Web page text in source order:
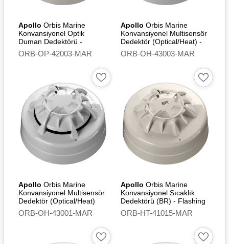
Ortalama hareketsiz akım 24
V'ta 95 µA
Alarm akımı 12 V'ta 20 mA,
Çalışma ve depolama
sıcaklığı -40°C ila +70°C
IP Derecelendirmesi
IP23D'ye göre tasarlanmıştır
Boyutlar 97 mm çap x 36
mm yükseklik, montaj tabanı
Ağırlık 70 g, montaj tabanı
ile birlikte 130 g
Apollo Orbis Marine
Konvansiyonel Optik
Duman Dedektörü -
Flashing Led
ORB-OP-42003-MAR
Apollo Orbis Marine
Konvansiyonel Multisensör
Dedektör (Optical/Heat) -
Flashing Led
ORB-OH-43003-MAR
Apollo Orbis Marine
Konvansiyonel Multisensör
Dedektör (Optical/Heat)
ORB-OH-43001-MAR
Apollo Orbis Marine
Konvansiyonel Sıcaklık
Dedektörü (BR) - Flashing
Led
ORB-HT-41015-MAR